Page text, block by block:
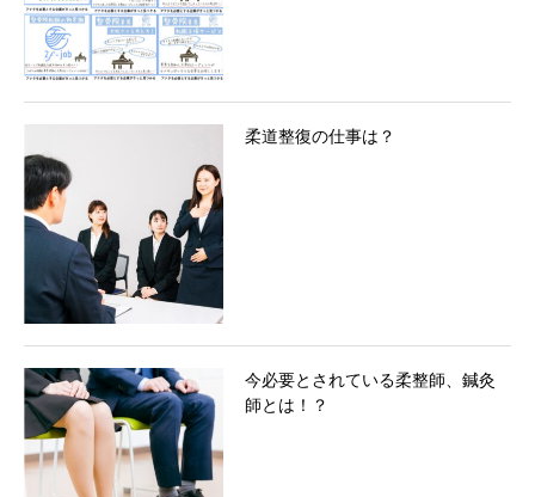
柔道整復の仕事は？
今必要とされている柔整師、鍼灸
師とは！？